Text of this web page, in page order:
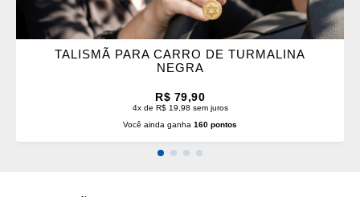
TALISMÃ PARA CARRO DE TURMALINA
NEGRA
R$ 79,90
4x de R$ 19,98 sem juros
Você ainda ganha 160 pontos